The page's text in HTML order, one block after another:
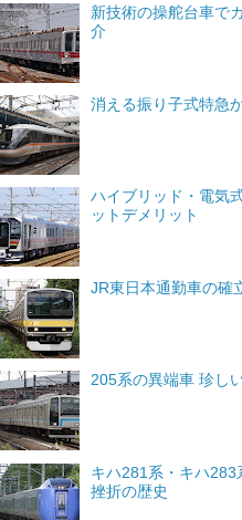
新技術の操舵台車で
介
消える振り子式特急
ハイブリッド・電気
ットデメリット
JR東日本通勤車の確
205系の異端車 珍し
キハ281系・キハ283
挫折の歴史